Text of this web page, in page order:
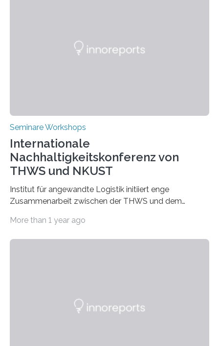
Seminare Workshops
Internationale
Nachhaltigkeitskonferenz von
THWS und NKUST
Institut für angewandte Logistik initiiert enge
Zusammenarbeit zwischen der THWS und dem
Transformation von Hochschulen und Unternehmen zu
beiden Hochschulpräsidenten Prof. Dr. Jean Meyer
More than 1 year ago